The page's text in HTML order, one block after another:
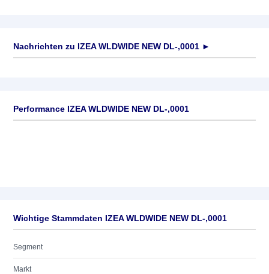
Nachrichten zu IZEA WLDWIDE NEW DL-,0001 ►
Performance IZEA WLDWIDE NEW DL-,0001
Wichtige Stammdaten IZEA WLDWIDE NEW DL-,0001
Segment
Markt